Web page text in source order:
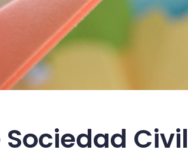
Civil